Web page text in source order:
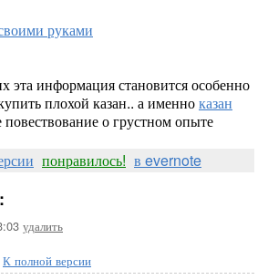
руками
эта информация становится особенно
плохой казан.. а именноказан
повествование о грустном опыте
понравилось! в evernote
удалить
К полной версии